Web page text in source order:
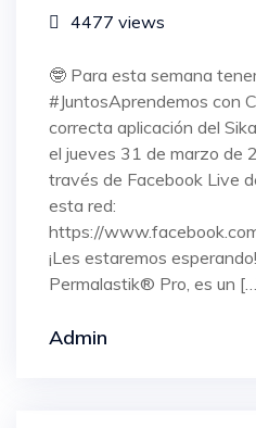
4477 views
🤓 Para esta semana
#JuntosAprendemos con
correcta aplicación del
el jueves 31 de marzo de
través de Facebook Live
esta red:
https://
¡Les estaremos
Permalastik® Pro, es un
Admin